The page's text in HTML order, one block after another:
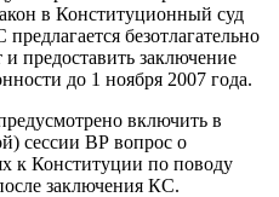
в Конституционный суд
безотлагательно
и предоставить заключение
до 1 ноября 2007 года.
включить в
сессии ВР вопрос о
к Конституции по поводу
заключения КС.